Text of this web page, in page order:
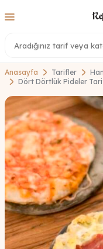
Anasayfa Tarifler
Dört Dörtlük Pideler